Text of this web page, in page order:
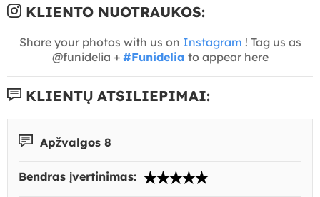
KLIENTO NUOTRAUKOS:
Share your photos with us on Instagram ! Tag us as
@funidelia + #Funidelia to appear here
KLIENTŲ ATSILIEPIMAI:
Apžvalgos 8
Bendras įvertinimas: